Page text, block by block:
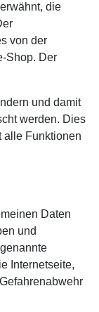
die
von der
Shop. Der
und damit
werden. Dies
alle Funktionen
Daten
und
Internetseite,